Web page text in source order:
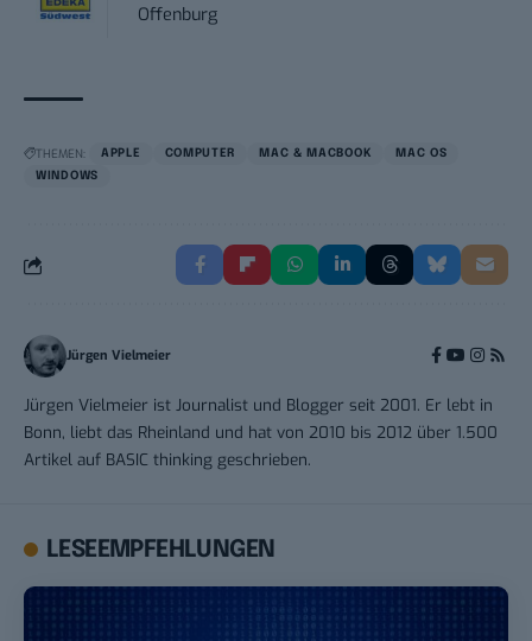
Offenburg
THEMEN: APPLE COMPUTER MAC & MACBOOK
MAC OS
WINDOWS
Jürgen Vielmeier
Jürgen Vielmeier ist Journalist und Blogger seit 2001. Er lebt in
Bonn, liebt das Rheinland und hat von 2010 bis 2012 über 1.500
Artikel auf BASIC thinking geschrieben.
LESEEMPFEHLUNGEN